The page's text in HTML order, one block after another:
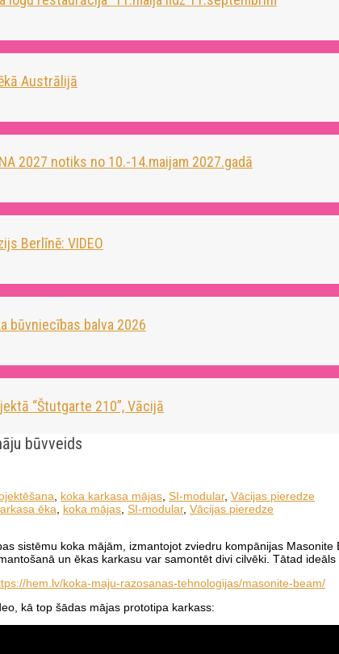
Austrālijā
2027 notiks no 10.-14.maijam 2027.gadā
Berlīnē: VIDEO
būvniecības balva 2026
“Štutgarte 210”, Vācijā
būvveids
, koka karkasa mājas, SI-modular, Vācijas pieredze
ēka, koka mājas, SI-modular, Vācijas pieredze
sistēmu koka mājām, izmantojot zviedru kompānijas
un ēkas karkasu var samontēt divi cilvēki. Tātad ideāls
hem.lv/koka-maju-razosanas-tehnologijas/masonite-beam/
kā top šādas mājas prototipa karkass: